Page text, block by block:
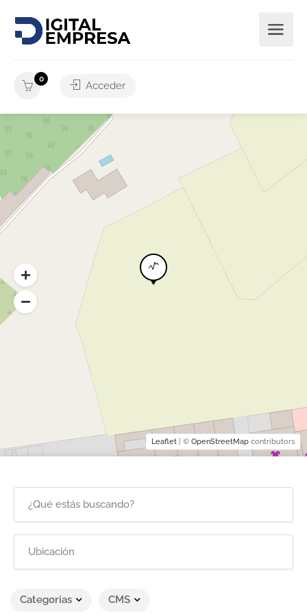
0
Acceder
Categorias CMS
Leaflet | © OpenStreetMap contributors